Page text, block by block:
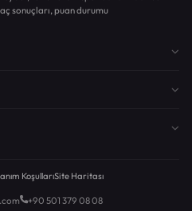
sonuçları, puan durumu
KoşullarıSite Haritası
+90 501 379 08 08